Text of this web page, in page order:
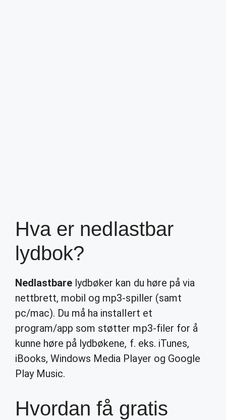
Hva er nedlastbar
lydbok?
Nedlastbare lydbøker kan du høre på via
nettbrett, mobil og mp3-spiller (samt
pc/mac). Du må ha installert et
program/app som støtter mp3-filer for å
kunne høre på lydbøkene, f. eks. iTunes,
iBooks, Windows Media Player og Google
Play Music.
Hvordan få gratis